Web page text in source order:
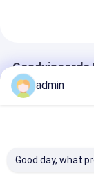
admin
Good day, what